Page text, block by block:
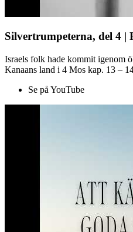
Silvertrumpeterna, del 4 |
Israels folk hade kommit igenom
Kanaans land i 4 Mos kap. 13 –
Se på YouTube